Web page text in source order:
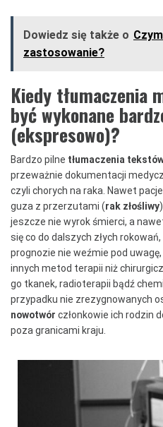
Dowiedz się także o
zastosowanie?
Kiedy tłumaczenia
być wykonane
(ekspresowo)?
Bardzo pilne tłumaczenia
przeważnie dokumentacji
czyli chorych na raka. Nawet
guza z przerzutami (rak złośliwy
jeszcze nie wyrok śmierci, a
się co do dalszych złych
prognozie nie weźmie pod
innych metod terapii niż
go tkanek, radioterapii bądź
przypadku nie zrezygnowanych
nowotwór członkowie ich rodzin
poza granicami kraju.